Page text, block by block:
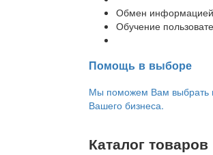
Обмен
Обучение
Помощь в выборе
Мы поможем Вам выбрать
Вашего бизнеса.
Каталог товаров